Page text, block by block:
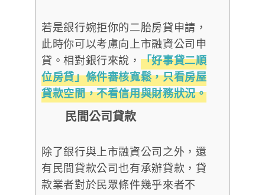
若是銀行婉拒你的二胎房貸申請，
此時你可以考慮向上市融資公司申
貸。相對銀行來說， 「好事貸二順
位房貸」條件審核寬鬆，只看房屋
貸款空間，不看信用與財務狀況。
民間公司貸款
除了銀行與上市融資公司之外，還
有民間貸款公司也有承辦貸款，貸
款業者對於民眾條件幾乎來者不